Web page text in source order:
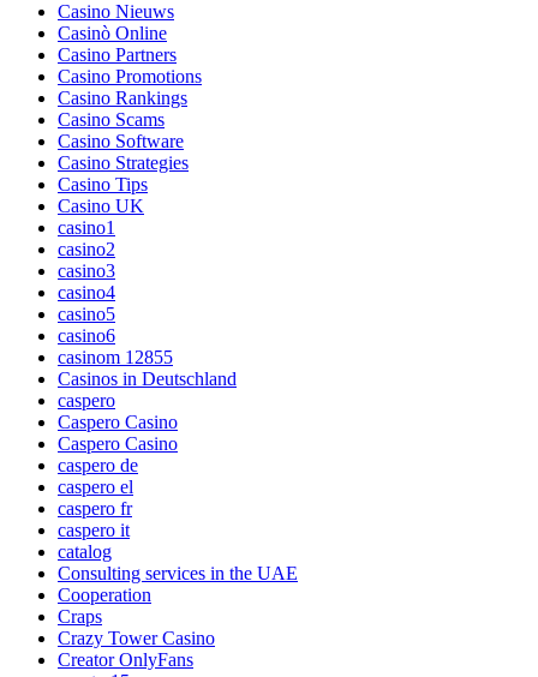
Casino Nieuws
Casinò Online
Casino Partners
Casino Promotions
Casino Rankings
Casino Scams
Casino Software
Casino Strategies
Casino Tips
Casino UK
casino1
casino2
casino3
casino4
casino5
casino6
casinom 12855
Casinos in Deutschland
caspero
Caspero Casino
Caspero Casino
caspero de
caspero el
caspero fr
caspero it
catalog
Consulting services in the UAE
Cooperation
Craps
Crazy Tower Сasino
Creator OnlyFans